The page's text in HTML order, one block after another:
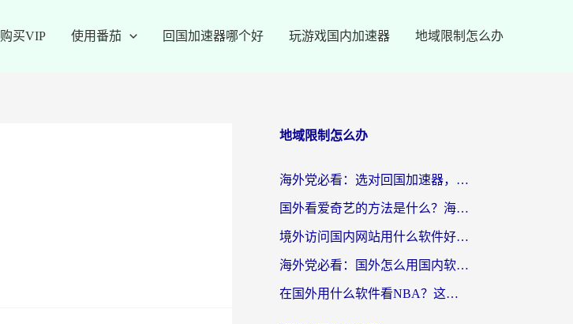
购买VIP 使用番茄 回国加速器哪个好 玩游戏国内加速器 地域限制怎么办
地域限制怎么办
海外党必看：选对回国加速器，轻松翻墙到国内看剧+解决12123访问难题
国外看爱奇艺的方法是什么？海外党亲测有效的追剧加速指南
境外访问国内网站用什么软件好？留学生亲测：这款加速器让我无缝刷B站、看爱奇艺
海外党必看：国外怎么用国内软件？选对加速器才是关键
在国外用什么软件看NBA？这可能是你最需要的答案